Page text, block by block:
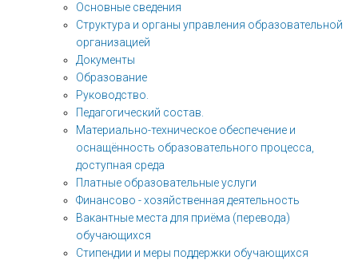
Основные сведения
Структура и органы управления образовательной
организацией
Документы
Образование
Руководство.
Педагогический состав.
Материально-техническое обеспечение и
оснащённость образовательного процесса,
доступная среда
Платные образовательные услуги
Финансово - хозяйственная деятельность
Вакантные места для приёма (перевода)
обучающихся
Стипендии и меры поддержки обучающихся